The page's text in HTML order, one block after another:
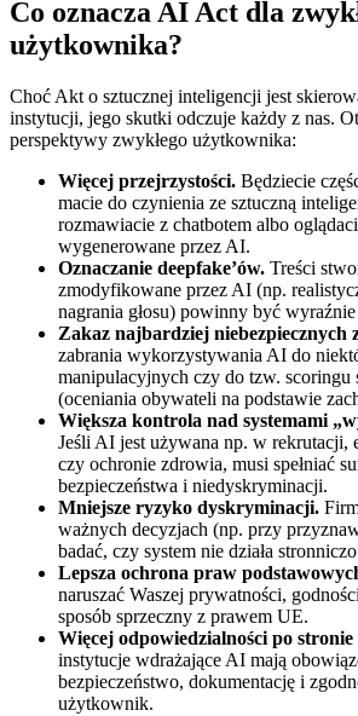
Co oznacza AI Act dla
użytkownika?
Choć Akt o sztucznej inteligencji jest
instytucji, jego skutki odczuje każdy z nas.
perspektywy zwykłego użytkownika:
Więcej przejrzystości. Będziecie
macie do czynienia ze sztuczną
rozmawiacie z chatbotem albo
wygenerowane przez AI.
Oznaczanie deepfake’ów. Treści
zmodyfikowane przez AI (np.
nagrania głosu) powinny być
Zakaz najbardziej niebezpiecznych
zabrania wykorzystywania AI do
manipulacyjnych czy do tzw. scoringu
(oceniania obywateli na podstawie
Większa kontrola nad systemami
Jeśli AI jest używana np. w rekrutacji,
czy ochronie zdrowia, musi spełniać
bezpieczeństwa i niedyskryminacji.
Mniejsze ryzyko dyskryminacji.
ważnych decyzjach (np. przy
badać, czy system nie działa
Lepsza ochrona praw
naruszać Waszej prywatności,
sposób sprzeczny z prawem UE.
Więcej odpowiedzialności po
instytucje wdrażające AI mają
bezpieczeństwo, dokumentację i
użytkownik.